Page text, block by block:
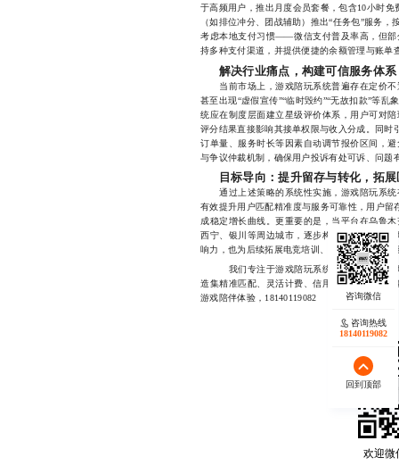
于高频用户，推出月度会员套餐，包含10小时
（如排位冲分、团战辅助）推出“任务包”服务
考虑本地支付习惯——微信支付普及率高，但部
持多种支付渠道，并提供便捷的余额管理与账单
解决行业痛点，构建可信服务体系
当前市场上，游戏陪玩系统普遍存在定价不
甚至出现“虚假宣传”“临时毁约”“无故扣款”等
统应在制度层面建立星级评价体系，用户可对
评分结果直接影响其接单权限与收入分成。同时
订单量、服务时长等因素自动调节报价区间，
与争议仲裁机制，确保用户投诉有处可诉、问题
目标导向：提升留存与转化，拓
通过上述策略的系统性实施，游戏陪玩系统
有效提升用户匹配精准度与服务可靠性，用户留
成稳定增长曲线。更重要的是，当平台在乌鲁
西宁、银川等周边城市，逐步构建覆盖整个西
响力，也为后续拓展电竞培训、直播导流、赛事
我们专注于游戏陪玩系统的定制开发与本
造集精准匹配、灵活计费、信用评价于一体的
游戏陪伴体验，18140119082
欢迎微
咨询热线
18140119082
回到顶部